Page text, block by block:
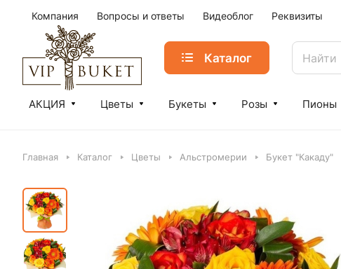
Компания Вопросы и ответы Видеоблог Реквизиты
Каталог
АКЦИЯ Цветы Букеты Розы Пионы
Главная Каталог Цветы Альстромерии Букет "Какаду"